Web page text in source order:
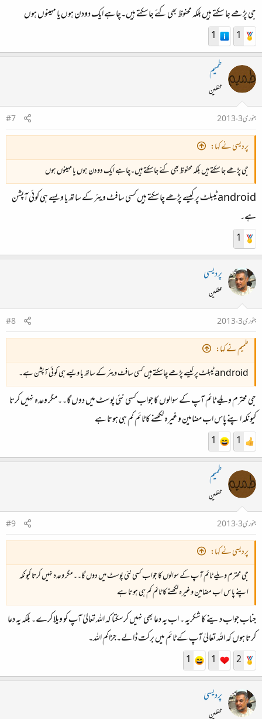
جی پڑھے جا سکتے ہیں بلکہ محفوظ بھی کئے جاسکتے ہیں۔چاہے ایک دودن ہوں یا مہینوں ہوں
1
1
طمیم
محفلین
جنوری 3، 2013
#7
پردیسی نے کہا:
جی پڑھے جا سکتے ہیں بلکہ محفوظ بھی کئے جاسکتے ہیں۔چاہے ایک دودن ہوں یا مہینوں ہوں
android ٹیبلٹ پر کیسے پڑھے چاسکتے ہیں کسی سافٹ ویئر کے ساتھ یا ویسے ہی کوئی آپشن
ہے۔
1
پردیسی
محفلین
جنوری 3، 2013
#8
طمیم نے کہا:
android ٹیبلٹ پر کیسے پڑھے چاسکتے ہیں کسی سافٹ ویئر کے ساتھ یا ویسے ہی کوئی آپشن ہے۔
جی محترم ویلے ٹائم آپ کے سوالوں کا جواب کسی نئی پوسٹ میں دوں گا۔۔مگر وعدہ نہیں کرتا
کیونکہ اپنے پاس اب مضامین وغیرہ لکھنے کا ٹائم کم ہی ہوتا ہے
1
1
طمیم
محفلین
جنوری 3، 2013
#9
پردیسی نے کہا:
جی محترم ویلے ٹائم آپ کے سوالوں کا جواب کسی نئی پوسٹ میں دوں گا۔۔مگر وعدہ نہیں کرتا کیونکہ
اپنے پاس اب مضامین وغیرہ لکھنے کا ٹائم کم ہی ہوتا ہے
جناب جواب دینے کا شکریہ ۔ اب یہ دعا بھی نہیں کرسکتا کہ اللہ تعالیٰ آپ کو ویلا کرے۔ بلکہ یہ دعا
کرتا ہوں کہ اللہ تعالیٰ آپ کے ٹائم میں برکت ڈالے۔جزاکم اللہ۔
2
1
1
پردیسی
محفلین